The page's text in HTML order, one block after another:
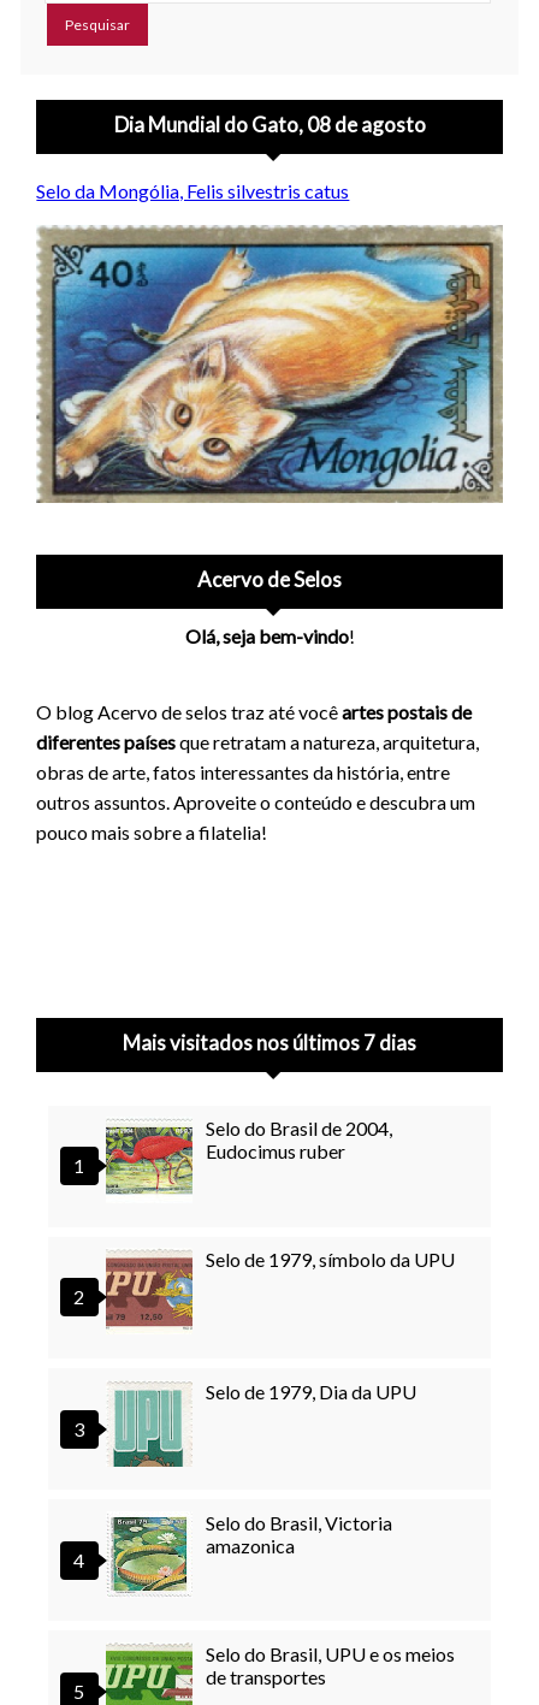
Dia Mundial do Gato, 08 de agosto
Selo da Mongólia, Felis silvestris catus
Acervo de Selos
Olá, seja bem-vindo!
O blog Acervo de selos traz até vocêartes postais de
diferentes paísesque retratam a natureza, arquitetura,
obras de arte, fatos interessantes da história, entre
outros assuntos. Aproveite o conteúdo e descubra um
pouco mais sobre a filatelia!
Mais visitados nos últimos 7 dias
Selo do Brasil de 2004,
Eudocimus ruber
Selo de 1979, símbolo da UPU
Selo de 1979, Dia da UPU
Selo do Brasil, Victoria
amazonica
Selo do Brasil, UPU e os meios
de transportes